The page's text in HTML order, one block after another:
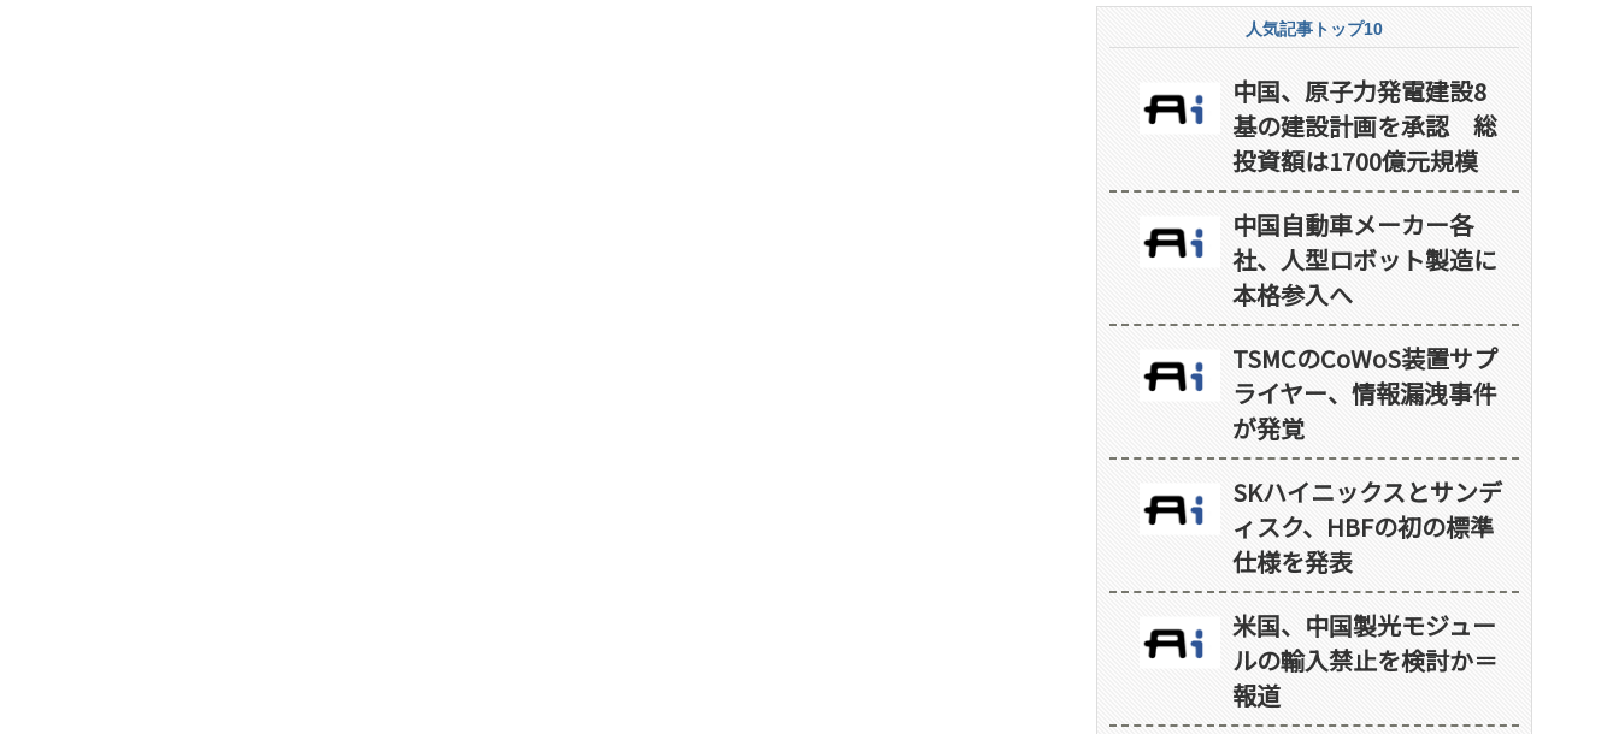
人気記事トップ10
中国、原子力発電建設8
基の建設計画を承認 総
投資額は1700億元規模
中国自動車メーカー各
社、人型ロボット製造に
本格参入へ
TSMCのCoWoS装置サプ
ライヤー、情報漏洩事件
が発覚
SKハイニックスとサンデ
ィスク、HBFの初の標準
仕様を発表
米国、中国製光モジュー
ルの輸入禁止を検討か＝
報道